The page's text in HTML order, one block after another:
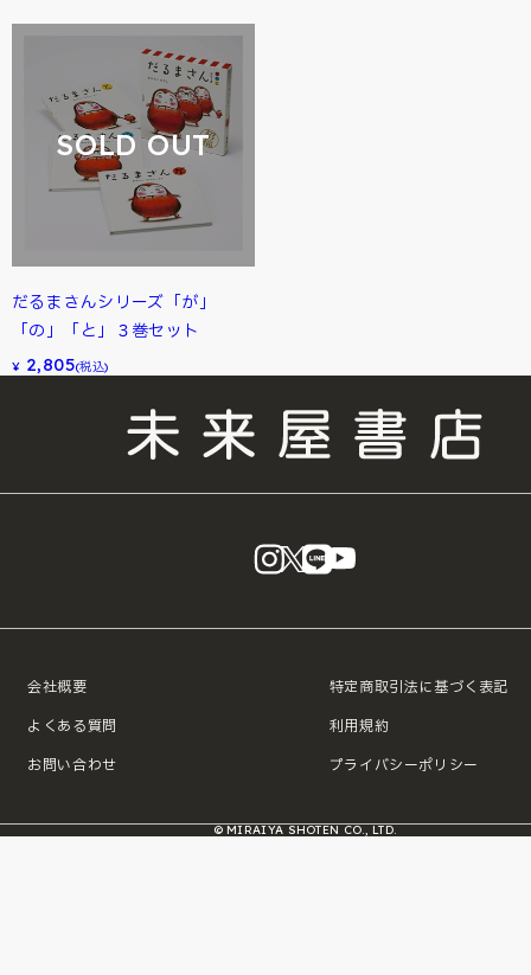
SOLD OUT
だるまさんシリーズ「が」
「の」「と」３巻セット
¥ 2,805(税込)
instagram
X LINE
会社概要
よくある質問
お問い合わせ
特定商取引法に基づく表記
利用規約
プライバシーポリシー
© MIRAIYA SHOTEN CO., LTD.